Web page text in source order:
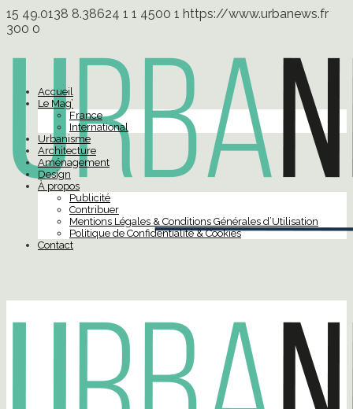
15 49.0138 8.38624 1 1 4500 1 https://www.urbanews.fr
300 0
Accueil
Le Mag’
France
International
Urbanisme
Architecture
Aménagement
Design
À propos
Publicité
Contribuer
Mentions Légales & Conditions Générales d’Utilisation
Politique de Confidentialité & Cookies
Contact